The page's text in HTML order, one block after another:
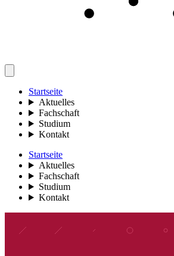
Startseite
Aktuelles
Fachschaft
Studium
Kontakt
Startseite
Aktuelles
Fachschaft
Studium
Kontakt